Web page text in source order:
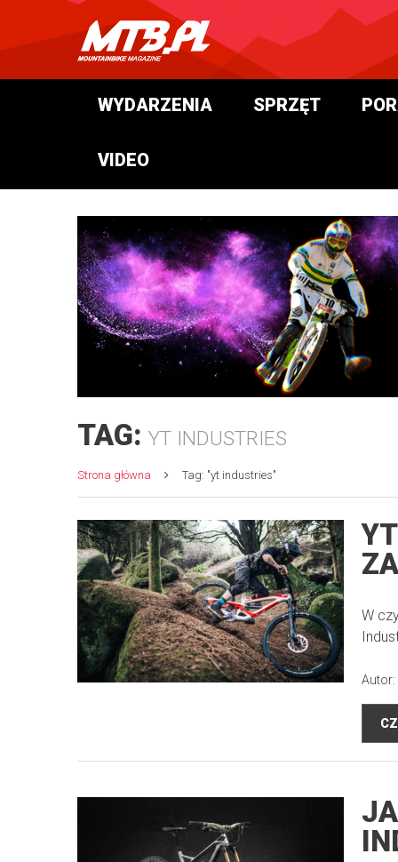
WYDARZENIA SPRZĘT
VIDEO
TAG: YT INDUSTRIES
Strona główna Tag: "yt industries"
W
Autor: